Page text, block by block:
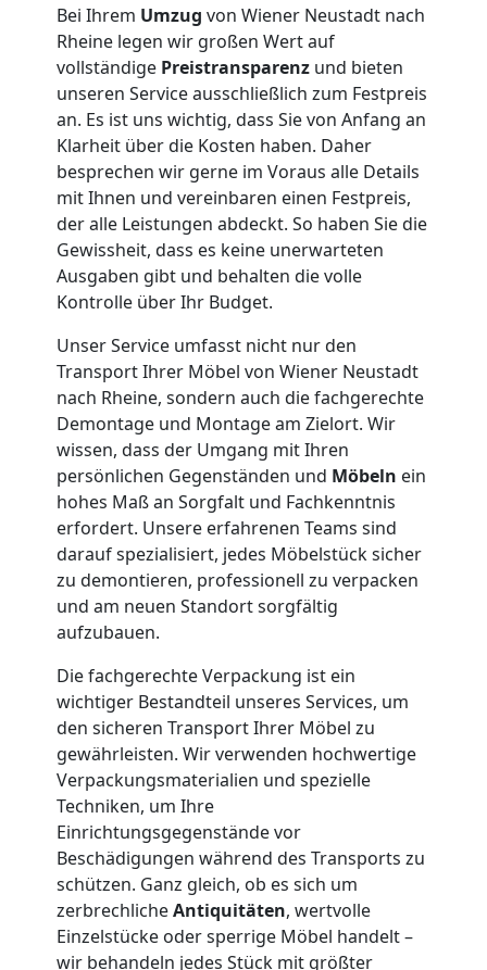
Bei Ihrem Umzug von Wiener Neustadt nach
Rheine legen wir großen Wert auf
vollständige Preistransparenz und bieten
unseren Service ausschließlich zum Festpreis
an. Es ist uns wichtig, dass Sie von Anfang an
Klarheit über die Kosten haben. Daher
besprechen wir gerne im Voraus alle Details
mit Ihnen und vereinbaren einen Festpreis,
der alle Leistungen abdeckt. So haben Sie die
Gewissheit, dass es keine unerwarteten
Ausgaben gibt und behalten die volle
Kontrolle über Ihr Budget.
Unser Service umfasst nicht nur den
Transport Ihrer Möbel von Wiener Neustadt
nach Rheine, sondern auch die fachgerechte
Demontage und Montage am Zielort. Wir
wissen, dass der Umgang mit Ihren
persönlichen Gegenständen und Möbeln ein
hohes Maß an Sorgfalt und Fachkenntnis
erfordert. Unsere erfahrenen Teams sind
darauf spezialisiert, jedes Möbelstück sicher
zu demontieren, professionell zu verpacken
und am neuen Standort sorgfältig
aufzubauen.
Die fachgerechte Verpackung ist ein
wichtiger Bestandteil unseres Services, um
den sicheren Transport Ihrer Möbel zu
gewährleisten. Wir verwenden hochwertige
Verpackungsmaterialien und spezielle
Techniken, um Ihre
Einrichtungsgegenstände vor
Beschädigungen während des Transports zu
schützen. Ganz gleich, ob es sich um
zerbrechlicheAntiquitäten, wertvolle
Einzelstücke oder sperrige Möbel handelt –
wir behandeln jedes Stück mit größter
Umzug
für
Senioren
Wiener
Neustadt
Fernumzug
Wiener
Neustadt
Firmenumzug
Wiener
Neustadt
Büroumzug
Wiener
Neustadt